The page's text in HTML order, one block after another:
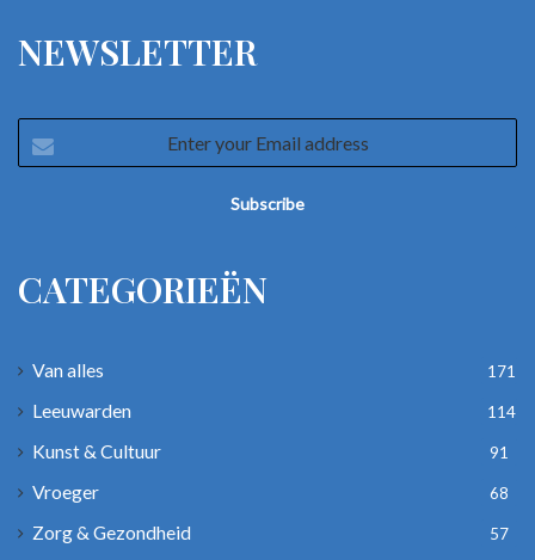
NEWSLETTER
your
CATEGORIEËN
Van alles 171
Leeuwarden 114
Kunst & Cultuur 91
Vroeger 68
Zorg & Gezondheid 57